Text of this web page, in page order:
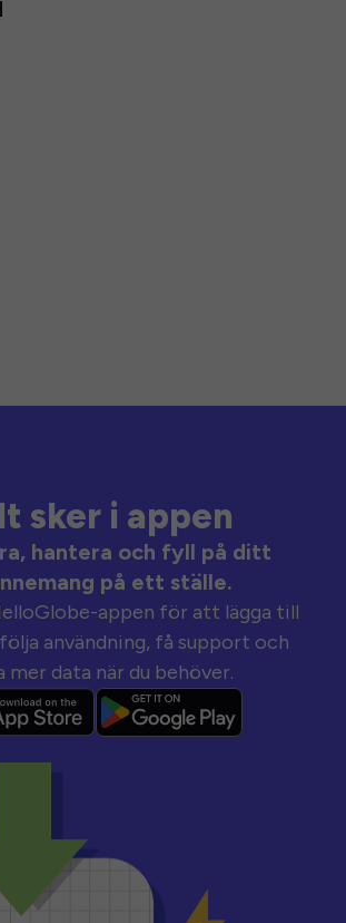
sker i appen
hantera och fyll på ditt
på ett ställe.
appen för att lägga till
användning, få support och
mer data när du behöver.